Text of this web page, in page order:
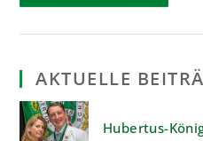
SCHIESSEN
AKTUELLE
Hubertus-